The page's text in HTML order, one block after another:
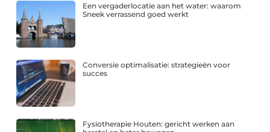
Een vergaderlocatie aan het water: waarom
Sneek verrassend goed werkt
Conversie optimalisatie: strategieën voor
succes
Fysiotherapie Houten: gericht werken aan